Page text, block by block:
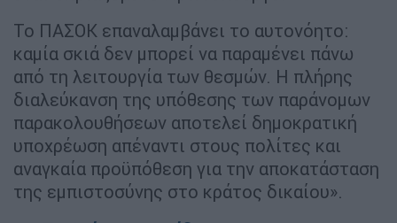
Το ΠΑΣΟΚ επαναλαμβάνει το αυτονόητο:
καμία σκιά δεν μπορεί να παραμένει πάνω
από τη λειτουργία των θεσμών. Η πλήρης
διαλεύκανση της υπόθεσης των παράνομων
παρακολουθήσεων αποτελεί δημοκρατική
υποχρέωση απέναντι στους πολίτες και
αναγκαία προϋπόθεση για την αποκατάσταση
της εμπιστοσύνης στο κράτος δικαίου».